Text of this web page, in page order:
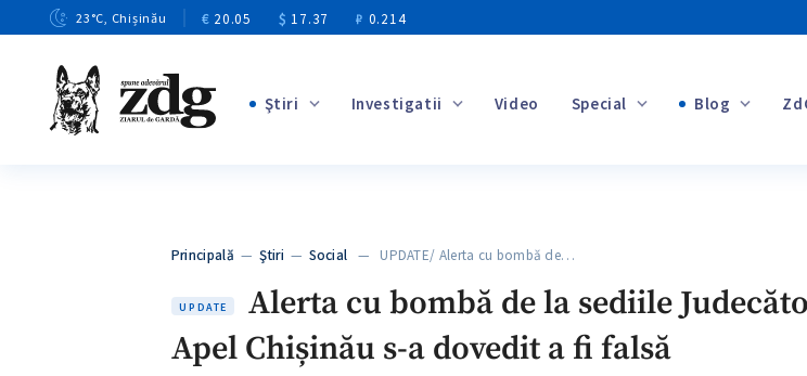
23 °C, Chișinău € 20.05 $ 17.37 ₽ 0.214
Ştiri Investigatii Video Special Blog
Principală —Ştiri —Social — UPDATE/ Alerta cu bombă de…
UPDATE
Alerta cu bombă de la sediile
Apel Chișinău s-a dovedit a fi falsă